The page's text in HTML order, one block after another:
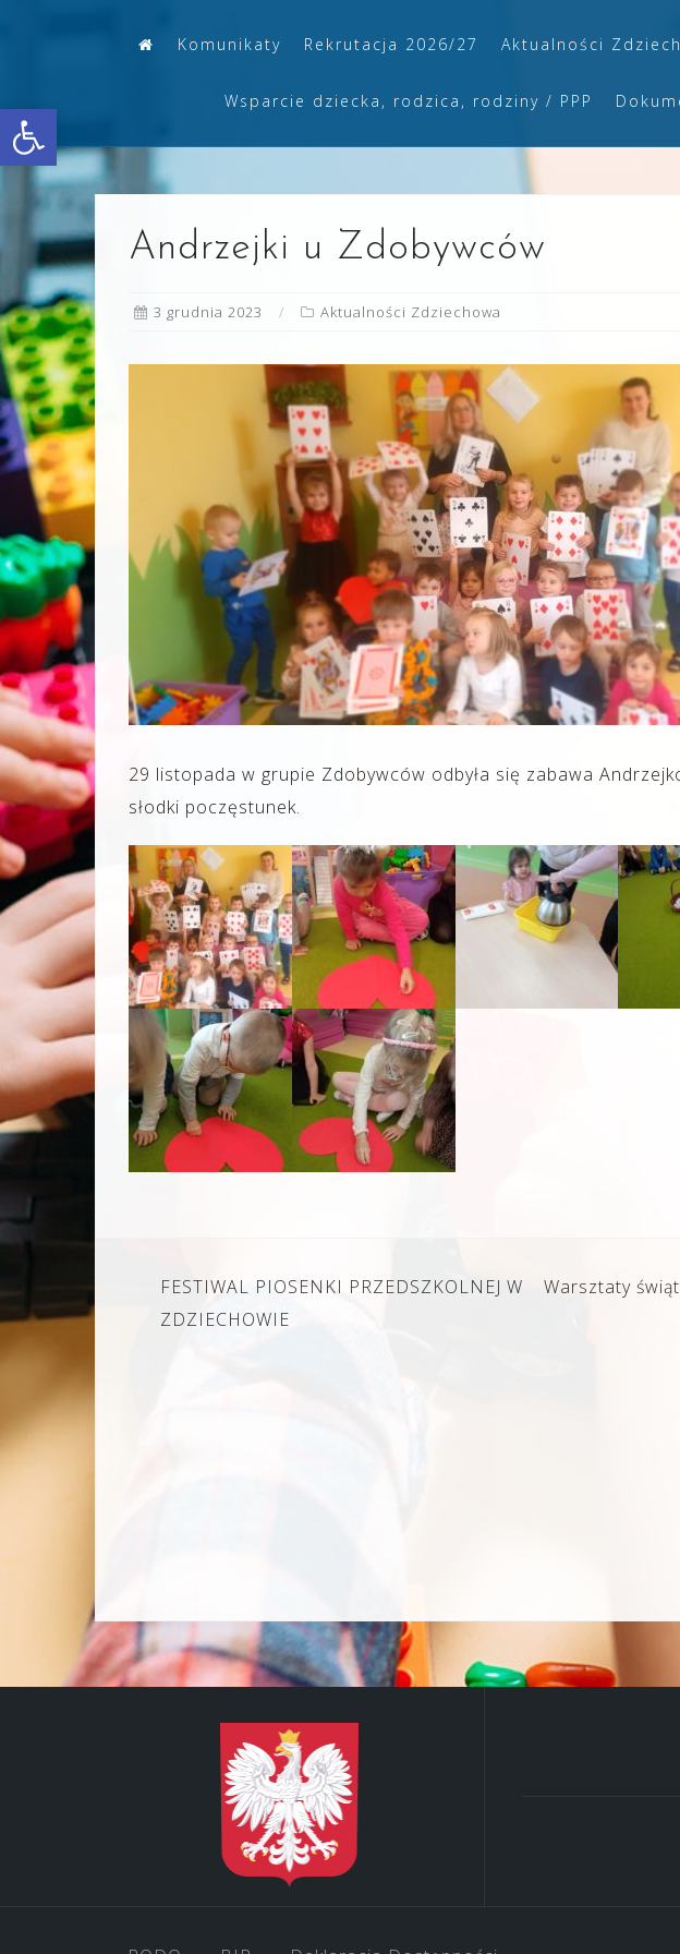
Otwórz pasek narzędzi
Komunikaty Rekrutacja 2026/27 Aktualności
Wsparcie dziecka, rodzica, rodziny / PPP
Andrzejki u Zdobywców
3 grudnia 2023 Aktualności Zdziechowa
29 listopada w grupie Zdobywców odbyła się zabawa
słodki poczęstunek.
Nawigacja
wpisu
FESTIWAL PIOSENKI PRZEDSZKOLNEJ W
ZDZIECHOWIE
Warsztaty